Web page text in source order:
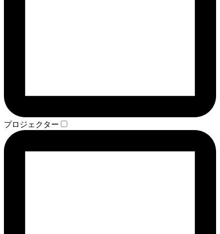
プロジェクター